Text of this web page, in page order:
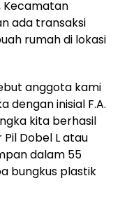
Kecamatan
ada transaksi
rumah di lokasi
anggota kami
dengan inisial F.A.
kita berhasil
Dobel L atau
dalam 55
bungkus plastik